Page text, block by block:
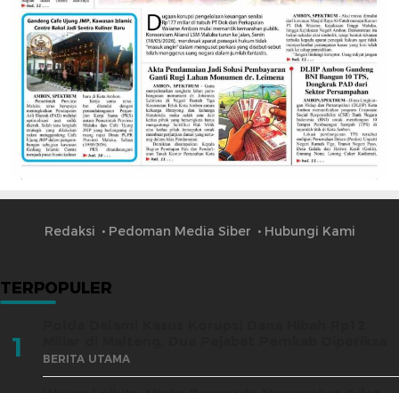
Redaksi Pedoman Media Siber Hubungi Kami
TERPOPULER
1 BERITA UTAMA